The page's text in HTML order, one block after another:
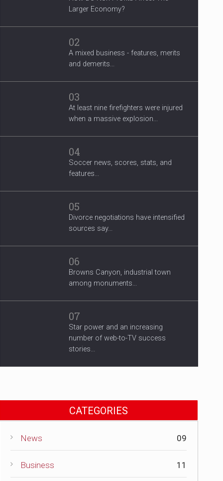
Larger Economy?
02
A mixed business - features, merits
and demerits...
03
At least nine firefighters were injured
when a massive explosion...
04
Soccer news, scores, stats, and
features...
05
Divorce negotiations have intensified
sources say...
06
Browns Canyon, industrial town
among monuments...
07
Star power and an increasing
number of web-to-TV success
stories...
CATEGORIES
News 09
Business 11